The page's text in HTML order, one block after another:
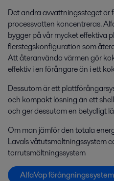
Det andra avvattningssteget är
processvatten koncentreras.
bygger på vår mycket effektiva
flerstegskonfiguration som
Att återanvända värmen gör
effektiv i en förångare än i ett
Dessutom är ett
och kompakt lösning än ett
och ger dessutom en betydligt
Om man jämför den totala
Lavals våtutsmältningssystem
torrutsmältningssystem
AlfaVap förångningssystem